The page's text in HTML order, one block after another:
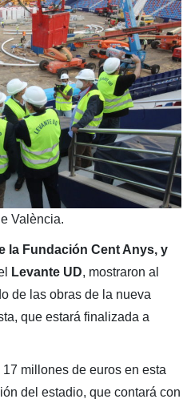
València.
la Fundación Cent Anys, y
Levante UD, mostraron al
de las obras de la nueva
que estará finalizada a
millones de euros en esta
del estadio, que contará con